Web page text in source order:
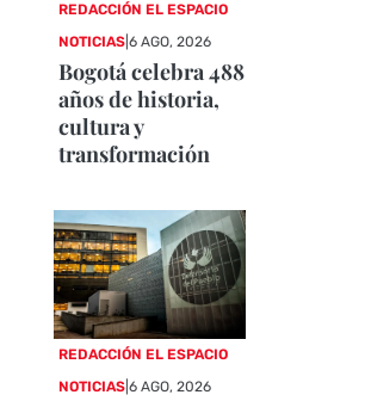
REDACCIÓN EL ESPACIO
NOTICIAS |6 AGO, 2026
Bogotá celebra 488
años de historia,
cultura y
transformación
REDACCIÓN EL ESPACIO
NOTICIAS |6 AGO, 2026